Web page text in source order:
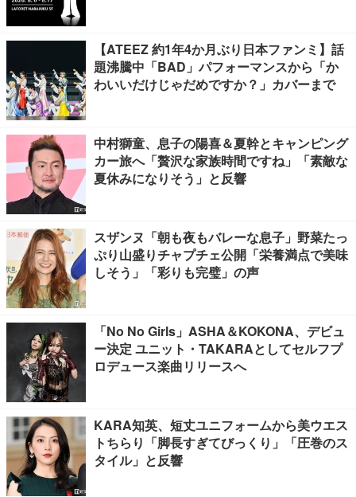
【ATEEZ 約1年4か月ぶり日本ファンミ】話
題沸騰中「BAD」パフォーマンスから「か
わいいだけじゃだめですか？」カバーまで
中村獅童、息子の陽喜＆夏幹とキャンピング
カー旅へ「贅沢な家族時間ですね」「素敵な
夏休みになりそう」と反響
スザンヌ「朝も夜もバレーな息子」野菜たっ
ぷり山盛りチャプチェ公開「栄養満点で美味
しそう」「彩りも完璧」の声
「No No Girls」ASHA＆KOKONA、デビュ
ー決定 ユニット・TAKARAとしてセルフプ
ロデュース楽曲リリースへ
KARA知英、短丈ユニフォームから美ウエス
トちらり「脚長すぎてびっくり」「圧巻のス
タイル」と反響